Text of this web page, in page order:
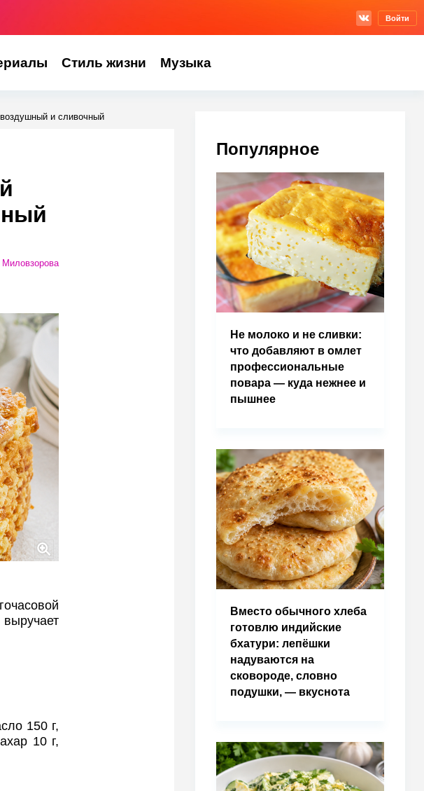
Войти
Стиль жизни Музыка
и сливочный
Миловзорова
150 г,
10 г,
Популярное
Не молоко и не сливки:
что добавляют в омлет
профессиональные
повара — куда нежнее и
пышнее
Вместо обычного хлеба
готовлю индийские
бхатури: лепёшки
надуваются на
сковороде, словно
подушки, — вкуснота